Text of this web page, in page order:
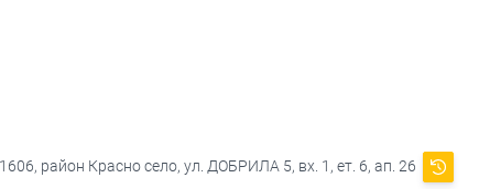
район Красно село, ул. ДОБРИЛА 5, вх. 1, ет. 6, ап. 26